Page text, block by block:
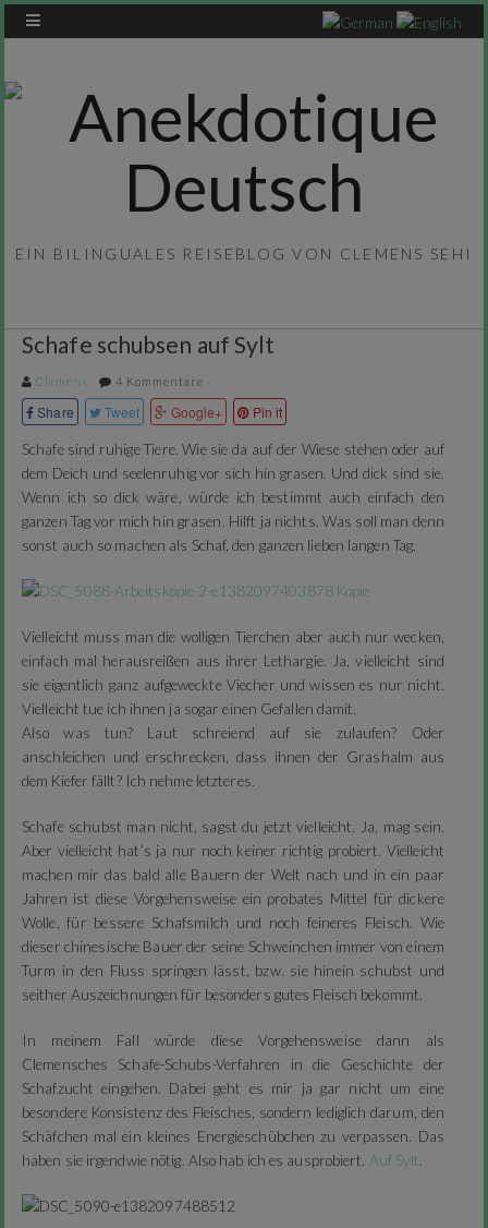
EIN BILINGUALES REISEBLOG VON CLEMENS SEHI
Schafe schubsen auf Sylt
Clemens 4 Kommentare
Share Tweet Google+ Pin it
Schafe sind ruhige Tiere. Wie sie da auf der Wiese stehen oder auf
dem Deich und seelenruhig vor sich hin grasen. Und dick sind sie.
Wenn ich so dick wäre, würde ich bestimmt auch einfach den
ganzen Tag vor mich hin grasen. Hilft ja nichts. Was soll man denn
sonst auch so machen als Schaf, den ganzen lieben langen Tag.
Vielleicht muss man die wolligen Tierchen aber auch nur wecken,
einfach mal herausreißen aus ihrer Lethargie. Ja, vielleicht sind
sie eigentlich ganz aufgeweckte Viecher und wissen es nur nicht.
Vielleicht tue ich ihnen ja sogar einen Gefallen damit.
Also was tun? Laut schreiend auf sie zulaufen? Oder
anschleichen und erschrecken, dass ihnen der Grashalm aus
dem Kiefer fällt? Ich nehme letzteres.
Schafe schubst man nicht, sagst du jetzt vielleicht. Ja, mag sein.
Aber vielleicht hat’s ja nur noch keiner richtig probiert. Vielleicht
machen mir das bald alle Bauern der Welt nach und in ein paar
Jahren ist diese Vorgehensweise ein probates Mittel für dickere
Wolle, für bessere Schafsmilch und noch feineres Fleisch. Wie
dieser chinesische Bauer der seine Schweinchen immer von einem
Turm in den Fluss springen lässt, bzw. sie hinein schubst und
seither Auszeichnungen für besonders gutes Fleisch bekommt.
In meinem Fall würde diese Vorgehensweise dann als
Clemensches Schafe-Schubs-Verfahren in die Geschichte der
Schafzucht eingehen. Dabei geht es mir ja gar nicht um eine
besondere Konsistenz des Fleisches, sondern lediglich darum, den
Schäfchen mal ein kleines Energieschübchen zu verpassen. Das
haben sie irgendwie nötig. Also hab ich es ausprobiert. Auf Sylt